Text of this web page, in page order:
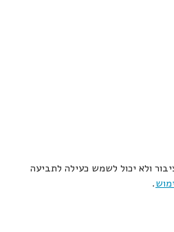
ולא יכול לשמש כעילה לתביעה
.